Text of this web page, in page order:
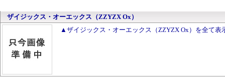
ザイジックス・オーエックス（ZZYZX Ox）
▲ザイジックス・オーエックス（ZZYZX Ox）を全て表